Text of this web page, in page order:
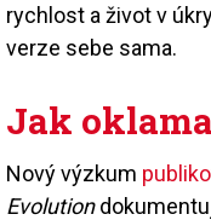
rychlost a život v
verze sebe sama.
Jak
Nový výzkum
Evolution